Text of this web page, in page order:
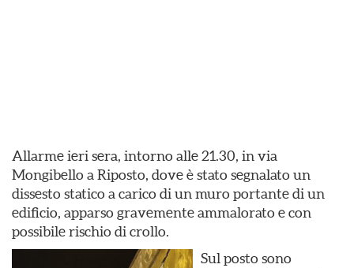
Allarme ieri sera, intorno alle 21.30, in via
Mongibello a Riposto, dove è stato segnalato un
dissesto statico a carico di un muro portante di un
edificio, apparso gravemente ammalorato e con
possibile rischio di crollo.
Sul posto sono